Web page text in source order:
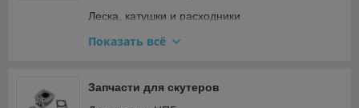
Леска, катушки и расходники
Прочее
Ремкомплекты и прокладки
Показать всё
Запчасти для скутеров